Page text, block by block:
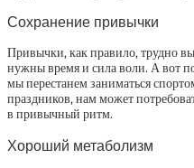
Сохранение привычки
Привычки, как правило, трудно
нужны время и сила воли. А вот
мы перестанем заниматься
праздников, нам может
в привычный ритм.
Хороший метаболизм